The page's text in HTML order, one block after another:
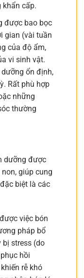
khẩn cấp.
được bao bọc
gian (vài tuần
của độ ẩm,
vi sinh vật.
ổn định,
Rất phù hợp
những
thường
dưỡng được
giúp cung
biệt là các
việc bón
pháp bổ
bị stress (do
hồi
rễ khó